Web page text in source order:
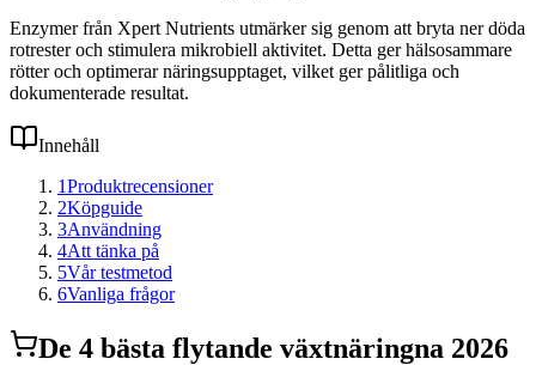
Enzymer från Xpert Nutrients utmärker sig genom att bryta ner döda
rotrester och stimulera mikrobiell aktivitet. Detta ger hälsosammare
rötter och optimerar näringsupptaget, vilket ger pålitliga och
dokumenterade resultat.
Innehåll
1Produktrecensioner
2Köpguide
3Användning
4Att tänka på
5Vår testmetod
6Vanliga frågor
De 4 bästa flytande växtnäringna 2026